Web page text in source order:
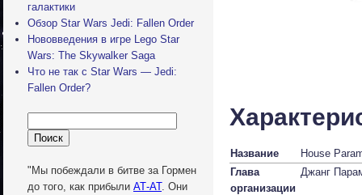
галактики
Обзор Star Wars Jedi: Fallen Order
Нововведения в игре Lego Star
Wars: The Skywalker Saga
Что не так с Star Wars — Jedi:
Fallen Order?
"Мы побеждали в битве за Гормен
до того, как прибыли АТ-АТ. Они
Название
House
Глава
организации
Джанг